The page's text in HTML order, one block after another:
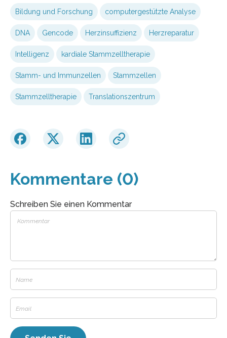
Bildung und Forschung computergestützte Analyse
DNA Gencode Herzinsuffizienz Herzreparatur
Intelligenz kardiale Stammzelltherapie
Stamm- und Immunzellen Stammzellen
Stammzelltherapie Translationszentrum
Kommentare (0)
Schreiben Sie einen Kommentar